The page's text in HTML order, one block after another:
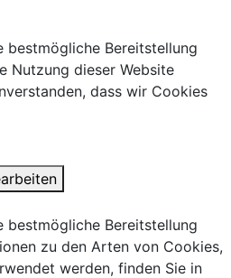
bestmögliche Bereitstellung
Nutzung dieser Website
dass wir Cookies
bestmögliche Bereitstellung
zu den Arten von Cookies,
werden, finden Sie in